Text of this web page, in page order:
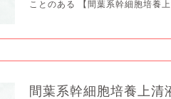
ことのある 【間葉系幹細胞培養
間葉系幹細胞培養上清